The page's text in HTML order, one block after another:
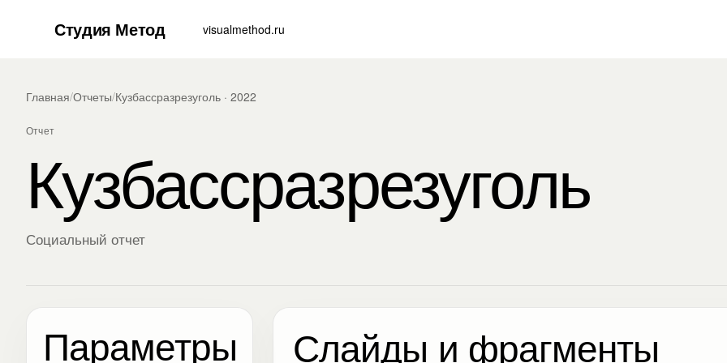
Студия Метод visualmethod.ru
Главная/Отчеты/Кузбассразрезуголь · 2022
Отчет
Кузбассразрезуголь
Социальный отчет
Параметры Слайды и фрагменты